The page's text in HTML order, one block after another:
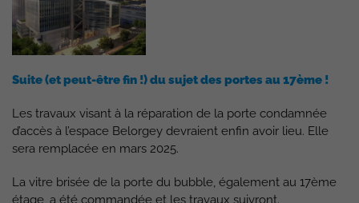
Suite (et peut-être fin !) du sujet des portes au 17ème !
Les travaux visant à la réparation de la porte condamnée
d’accès à l’espace Belorgey devraient enfin avoir lieu. Elle
sera remplacée en mars 2025.
La vitre brisée de la porte du bubble, également au 17ème
étage, a été commandée et les travaux suivront.